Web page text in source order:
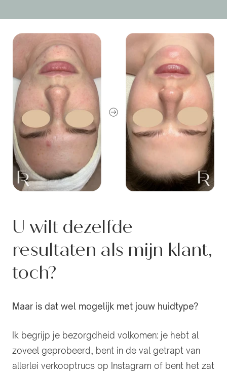
U wilt dezelfde
resultaten als mijn klant,
toch?
Maar is dat wel mogelijk met jouw huidtype?
Ik begrijp je bezorgdheid volkomen: je hebt al
zoveel geprobeerd, bent in de val getrapt van
allerlei verkooptrucs op Instagram of bent het zat